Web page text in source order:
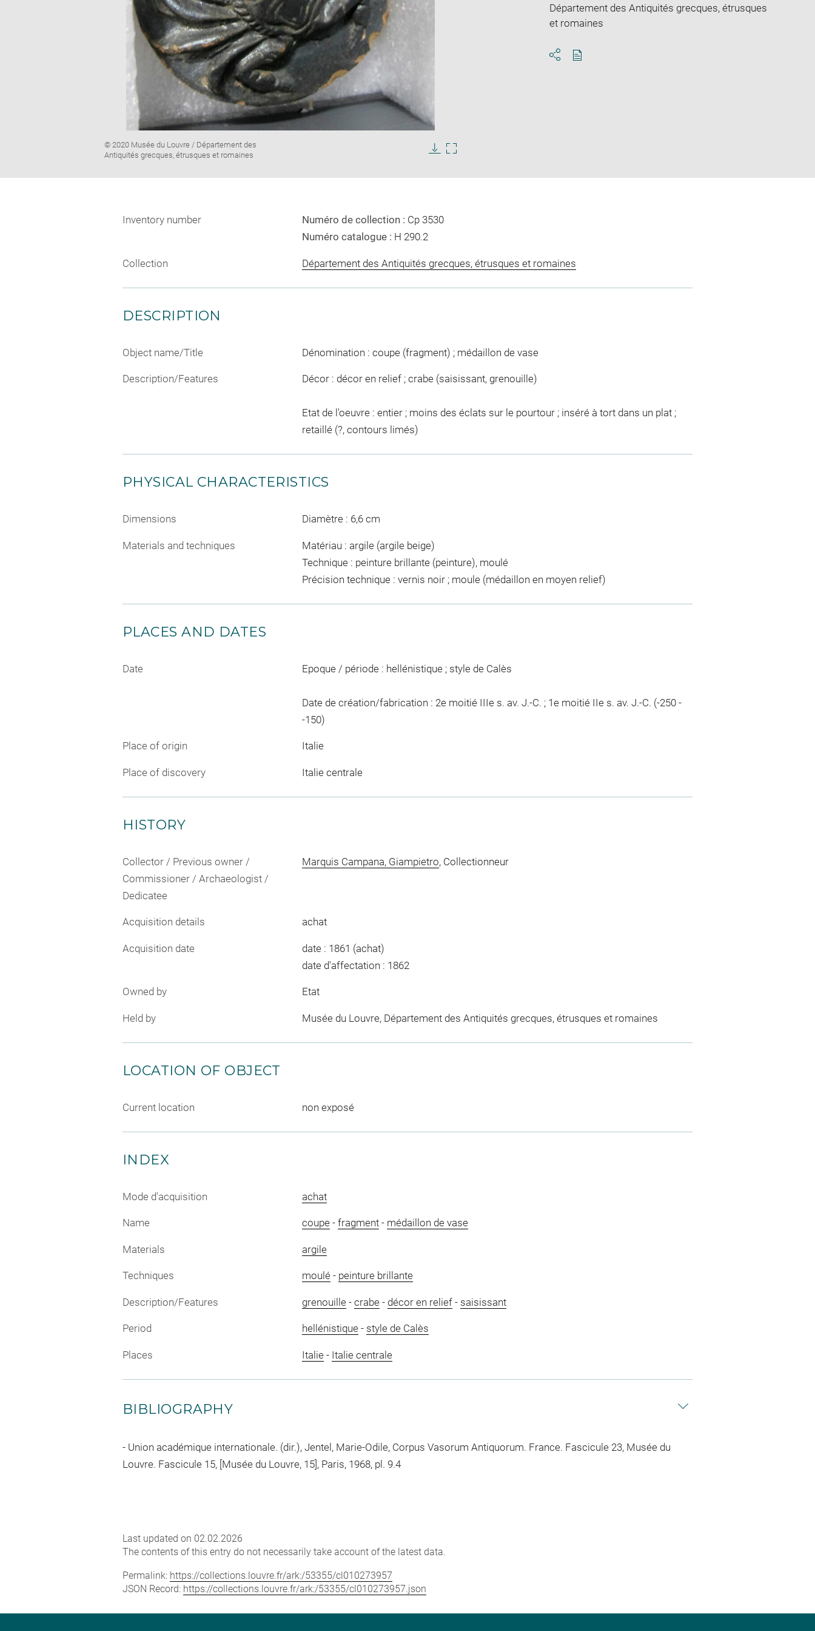
Image
caption:
© 2020 Musée du Louvre / Département des
Antiquités grecques, étrusques et romaines
Département des Antiquités grecques, étrusques
et romaines
Inventory number Numéro de collection : Cp 3530
Numéro catalogue : H 290.2
Collection Département des Antiquités grecques, étrusques et romaines
DESCRIPTION
Object name/Title Dénomination : coupe (fragment) ; médaillon de vase
Description/Features Décor : décor en relief ; crabe (saisissant, grenouille)
Etat de l'oeuvre : entier ; moins des éclats sur le pourtour ; inséré à tort dans un plat ;
retaillé (?, contours limés)
PHYSICAL CHARACTERISTICS
Dimensions Diamètre : 6,6 cm
Materials and techniques
Matériau : argile (argile beige)
Technique : peinture brillante (peinture), moulé
Précision technique : vernis noir ; moule (médaillon en moyen relief)
PLACES AND DATES
Date Epoque / période : hellénistique ; style de Calès
Date de création/fabrication : 2e moitié IIIe s. av. J.-C. ; 1e moitié IIe s. av. J.-C. (-250 -
-150)
Place of origin Italie
Place of discovery Italie centrale
HISTORY
Collector / Previous owner /
Commissioner / Archaeologist /
Dedicatee
Marquis Campana, Giampietro, Collectionneur
Acquisition details achat
Acquisition date
date : 1861 (achat)
date d'affectation : 1862
Owned by Etat
Held by Musée du Louvre, Département des Antiquités grecques, étrusques et romaines
LOCATION OF OBJECT
Current location non exposé
INDEX
Mode d'acquisition achat
Name coupe- fragment- médaillon de vase
Materials argile
Techniques moulé- peinture brillante
Description/Features grenouille- crabe- décor en relief- saisissant
Period hellénistique- style de Calès
Places Italie- Italie centrale
BIBLIOGRAPHY
Union académique internationale. (dir.), Jentel, Marie-Odile, Corpus Vasorum Antiquorum. France. Fascicule 23, Musée du
Louvre. Fascicule 15, [Musée du Louvre, 15], Paris, 1968, pl. 9.4
Last updated on 02.02.2026
The contents of this entry do not necessarily take account of the latest data.
Permalink: https://collections.louvre.fr/ark:/53355/cl010273957
JSON Record: https://collections.louvre.fr/ark:/53355/cl010273957.json